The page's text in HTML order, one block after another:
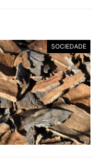
SOCIEDADE